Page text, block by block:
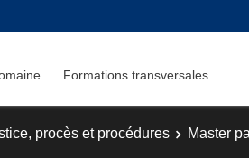
Formations transversales
procès et procédures
Master